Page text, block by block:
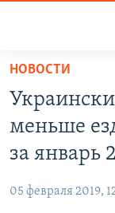
Вернуться
основному
содержанию
главной
навигации
СПЕЦПРОЕКТЫ
11 ЛЕТ
ЕЩЕ
НОВОСТИ
меньше
за январь
05 февраля 2019,